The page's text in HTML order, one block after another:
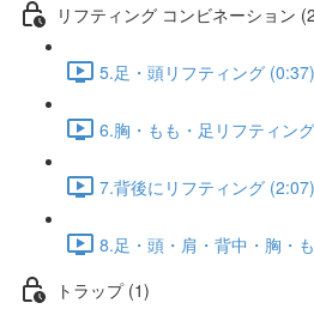
リフティング コンビネーション
5.足・頭リフティング (0:37)
6.胸・もも・足リフティン
7.背後にリフティング (2:07)
8.足・頭・肩・背中・胸・
トラップ (1)